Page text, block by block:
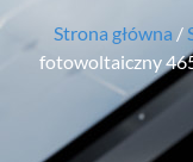
Strona główna /
fotowoltaiczny